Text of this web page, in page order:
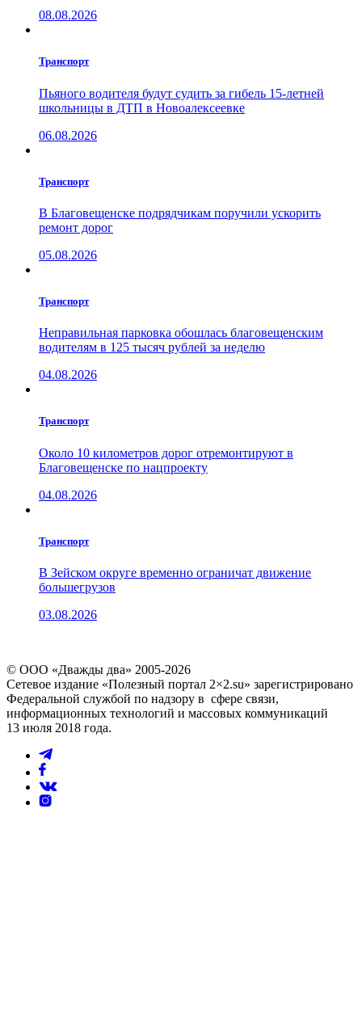
08.08.2026
Транспорт
Пьяного водителя будут судить за гибель 15-летней
школьницы в ДТП в Новоалексеевке
06.08.2026
Транспорт
В Благовещенске подрядчикам поручили ускорить
ремонт дорог
05.08.2026
Транспорт
Неправильная парковка обошлась благовещенским
водителям в 125 тысяч рублей за неделю
04.08.2026
Транспорт
Около 10 километров дорог отремонтируют в
Благовещенске по нацпроекту
04.08.2026
Транспорт
В Зейском округе временно ограничат движение
большегрузов
03.08.2026
© ООО «Дважды два» 2005-2026
Сетевое издание «Полезный портал 2×2.su» зарегистрировано
Федеральной службой по надзору в сфере связи,
информационных технологий и массовых коммуникаций
13 июля 2018 года.